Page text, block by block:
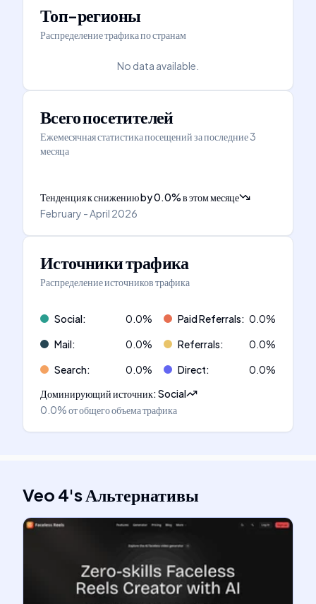
Топ-регионы
Распределение трафика по странам
No data available.
Всего посетителей
Ежемесячная статистика посещений за последние 3
месяца
Тенденция к снижениюby0.0%в этом месяце
February - April 2026
Источники трафика
Распределение источников трафика
Social: 0.0% Paid Referrals: 0.0%
Mail: 0.0% Referrals: 0.0%
Search: 0.0% Direct: 0.0%
Доминирующий источник:Social
0.0%от общего объема трафика
Veo 4'sАльтернативы